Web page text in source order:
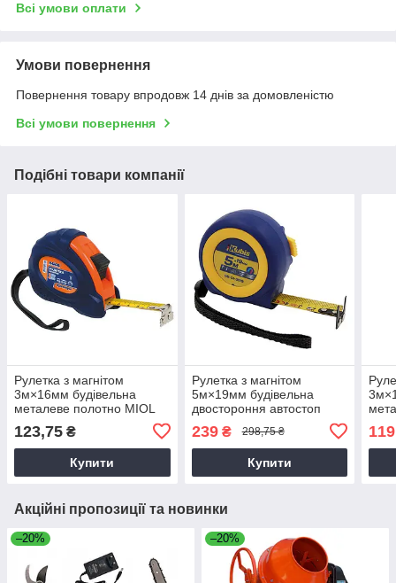
Всі умови оплати
Умови повернення
Повернення товару впродовж 14 днів за домовленістю
Всі умови повернення
Подібні товари компанії
Рулетка з магнітом
3м×16мм будівельна
металеве полотно MIOL
123,75 ₴
Купити
Рулетка з магнітом
5м×19мм будівельна
двостороння автостоп
239₴ 298,75 ₴
Купити
119
Акційні пропозиції та новинки
–20% –20%